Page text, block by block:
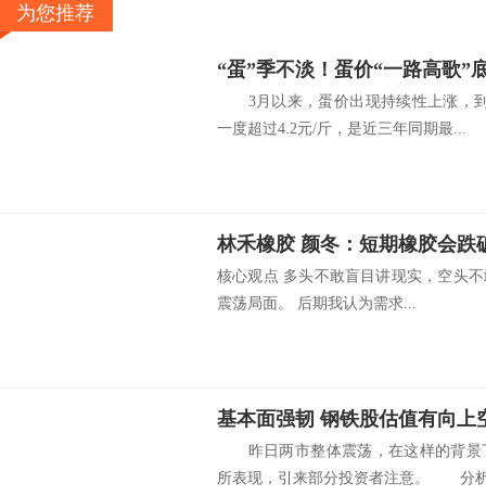
为您推荐
“蛋”季不淡！蛋价“一路高歌”
3月以来，蛋价出现持续性上涨，
一度超过4.2元/斤，是近三年同期最...
林禾橡胶 颜冬：短期橡胶会跌
核心观点 多头不敢盲目讲现实，空头
震荡局面。 后期我认为需求...
基本面强韧 钢铁股估值有向上
昨日两市整体震荡，在这样的背景
所表现，引来部分投资者注意。 分